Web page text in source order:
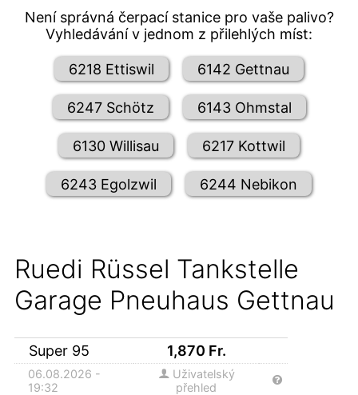
Není správná čerpací stanice pro vaše palivo?
Vyhledávání v jednom z přilehlých míst:
6218 Ettiswil 6142 Gettnau
6247 Schötz 6143 Ohmstal
6130 Willisau 6217 Kottwil
6243 Egolzwil 6244 Nebikon
Ruedi Rüssel Tankstelle
Garage Pneuhaus Gettnau
Super 95 1,870 Fr.
06.08.2026 -
19:32
Uživatelský
přehled